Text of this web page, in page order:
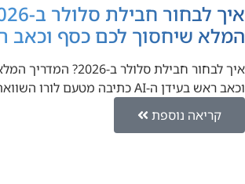
המלא שיחסוך לכם כסף וכאב
איך לבחור חבילת סלולר
וכאב ראש בעידן ה-AI כתיבה מטעם לורו השוואת מחירים (Loro…
קריאה נוספת